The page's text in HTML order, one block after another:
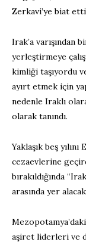
Zerkavi’ye biat
Irak’a varışından
yerleştirmeye
kimliği taşıyordu
ayırt etmek için
nedenle Iraklı
olarak tanındı.
Yaklaşık beş
cezaevlerine
bırakıldığında
arasında yer
aşiret liderleri ve